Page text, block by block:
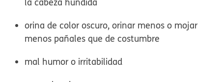
orina de color oscuro, orinar menos o mojar
menos pañales que de costumbre
mal humor o irritabilidad